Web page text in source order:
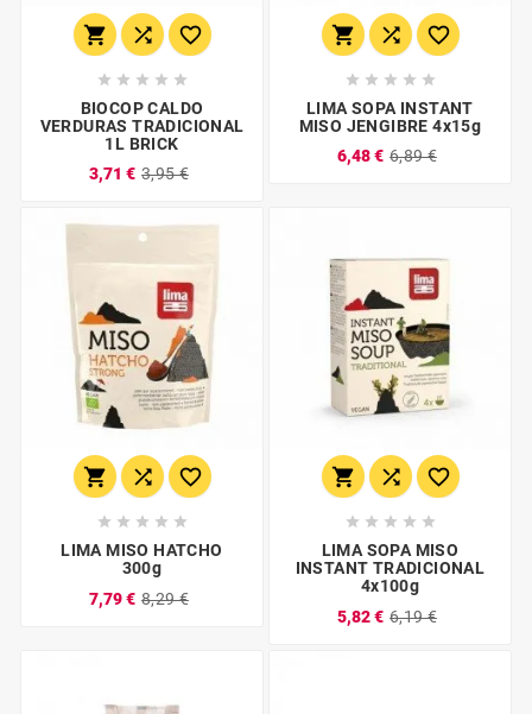
  
    
BIOCOP CALDO
VERDURAS TRADICIONAL
1L BRICK
3,71 € 3,95 €
  
    
LIMA SOPA INSTANT
MISO JENGIBRE 4x15g
6,48 € 6,89 €
  
    
LIMA MISO HATCHO
300g
7,79 € 8,29 €
  
    
LIMA SOPA MISO
INSTANT TRADICIONAL
4x100g
5,82 € 6,19 €